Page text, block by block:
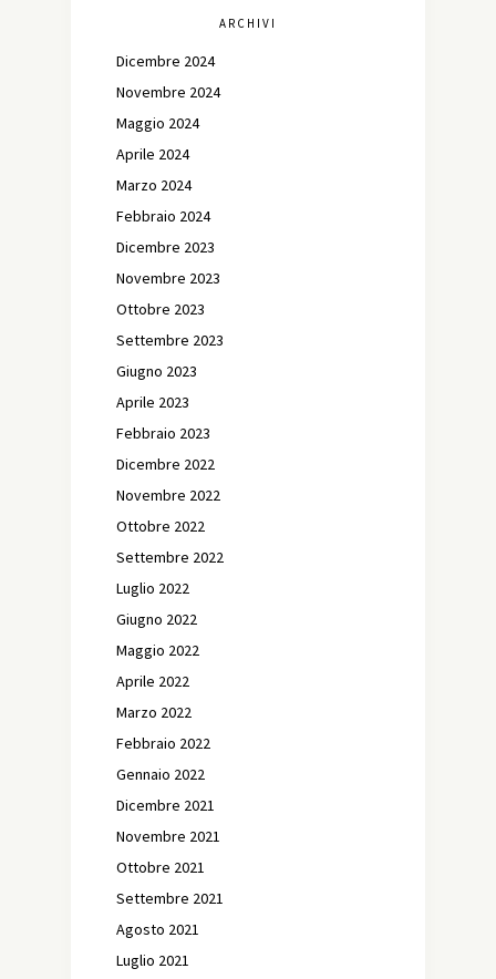
ARCHIVI
Dicembre 2024
Novembre 2024
Maggio 2024
Aprile 2024
Marzo 2024
Febbraio 2024
Dicembre 2023
Novembre 2023
Ottobre 2023
Settembre 2023
Giugno 2023
Aprile 2023
Febbraio 2023
Dicembre 2022
Novembre 2022
Ottobre 2022
Settembre 2022
Luglio 2022
Giugno 2022
Maggio 2022
Aprile 2022
Marzo 2022
Febbraio 2022
Gennaio 2022
Dicembre 2021
Novembre 2021
Ottobre 2021
Settembre 2021
Agosto 2021
Luglio 2021